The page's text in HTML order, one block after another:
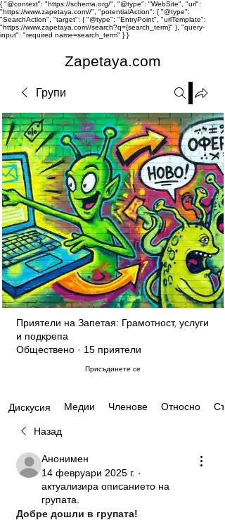
{ "@context": "https://schema.org/", "@type": "WebSite", "url":
"https://www.zapetaya.com//", "potentialAction": { "@type":
"SearchAction", "target": { "@type": "EntryPoint", "urlTemplate":
"https://www.zapetaya.com//search?q={search_term}" }, "query-
input": "required name=search_term" } }
Zapetaya.com
Групи
Приятели на Запетая: Грамотност, услуги
и подкрепа
Обществено · 15 приятели
Присъдинете се
Дискусия Медии Членове Относно
Назад
Анонимен
14 февруари 2025 г. ·
актуализира описанието на
групата.
Добре дошли в групата!